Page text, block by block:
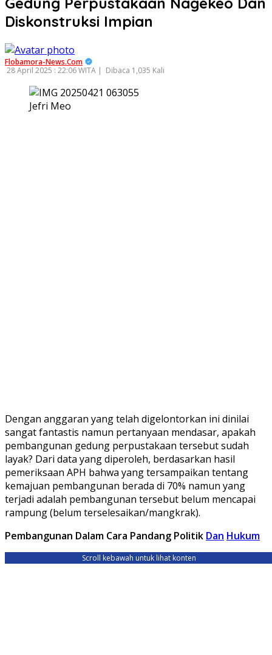
Diskonstruksi Impian
Flobamora-News.Com
28 April 2025 : 22:06 WITA | Dibaca 1,035 Kali
Jefri Meo
Dengan anggaran yang telah digelontorkan ini dinilai
sangat fantastis namun pertanyaan mendasar, apakah
pembangunan gedung perpustakaan tersebut sudah
layak? Dari data yang diperoleh, berdasarkan hasil
pemeriksaan APH bahwa yang tersampaikan tentang
kemajuan pembangunan berada di 70% namun yang
terjadi adalah pembangunan tersebut belum mencapai
rampung (belum terselesaikan/mangkrak).
Pembangunan Dalam Cara Pandang Politik Dan Hukum
Scroll kebawah untuk lihat konten